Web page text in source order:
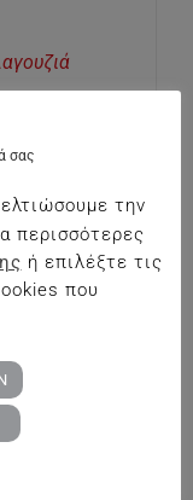
σας
την
περισσότερες
ή επιλέξτε τις
που